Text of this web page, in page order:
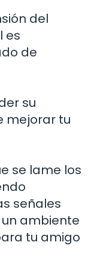
del
es
de
su
mejorar tu
se lame los
señales
ambiente
tu amigo